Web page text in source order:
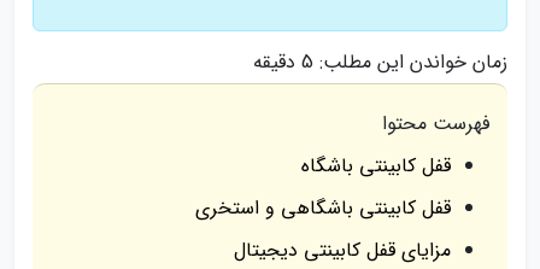
زمان خواندن این مطلب: 5 دقیقه
فهرست محتوا
قفل کابینتی باشگاه
قفل کابینتی باشگاهی و استخری
مزایای قفل کابینتی دیجیتال